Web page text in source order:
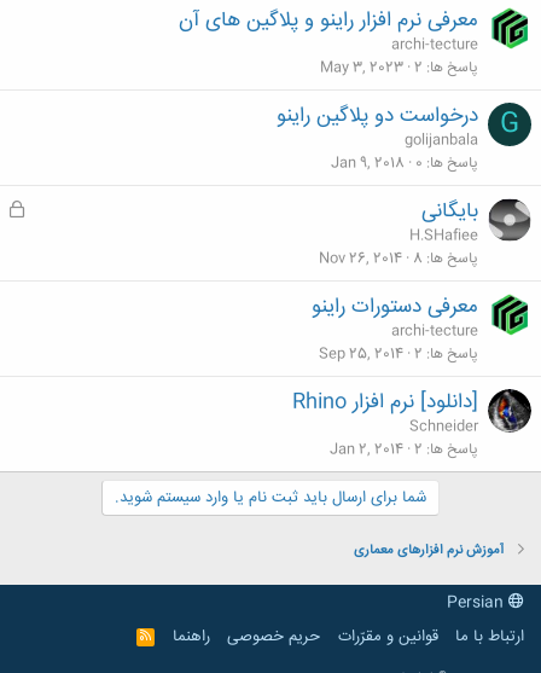
معرفی نرم افزار راینو و پلاگین های آن
archi-tecture
پاسخ ها 2
May 3, 2023
G درخواست دو پلاگین راینو
golijanbala
پاسخ ها 0
Jan 9, 2018
ق
بایگانی
H.SHafiee
پاسخ ها 8
Nov 26, 2014
معرفی دستورات راینو
archi-tecture
پاسخ ها 2
Sep 25, 2014
[دانلود] نرم افزار Rhino
Schneider
پاسخ ها 2
Jan 2, 2014
شما برای ارسال باید ثبت نام یا وارد سیستم شوید.
آموزش نرم افزارهای معماری
ارتباط با ما
قوانین و مقرّرات حریم خصوصی راهنما
R
S